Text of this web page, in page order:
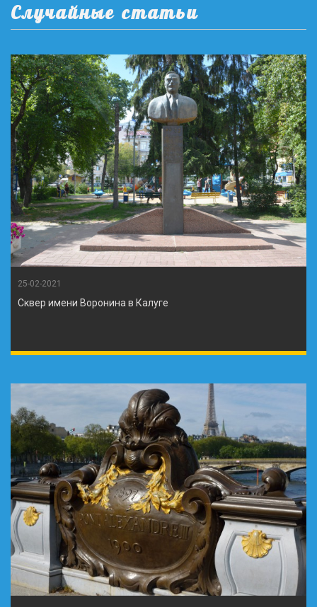
Случайные статьи
25-02-2021
Сквер имени Воронина в Калуге